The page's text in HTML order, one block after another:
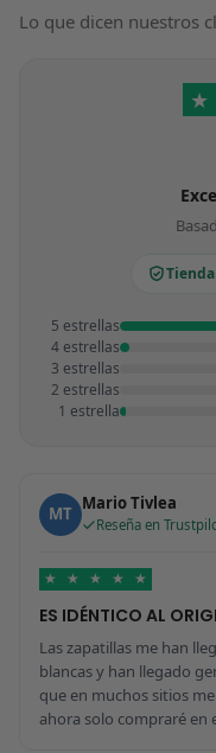
Lo que dicen nuestros
★
5 estrellas
4 estrellas
3 estrellas
2 estrellas
1 estrella
MT Mario Tivlea
Reseña en
★ ★ ★ ★ ★
ES IDÉNTICO AL
Las zapatillas me han
blancas y han llegado
que en muchos sitios
ahora solo compraré en